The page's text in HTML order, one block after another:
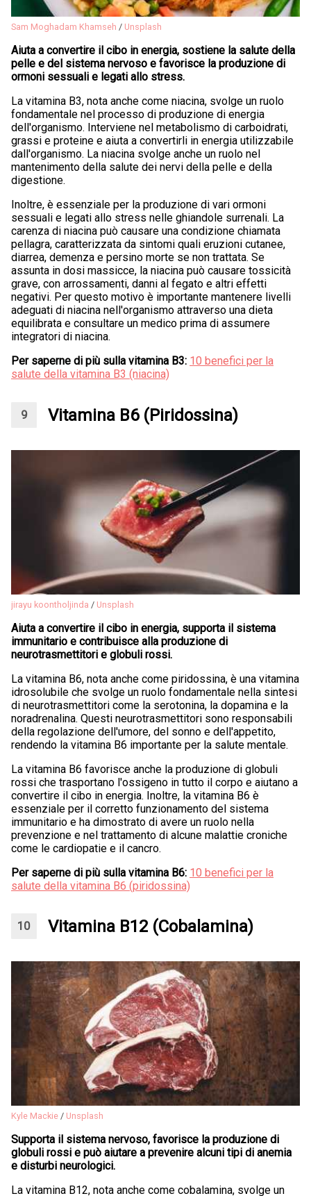
Sam Moghadam Khamseh / Unsplash
Aiuta a convertire il cibo in energia, sostiene la salute della
pelle e del sistema nervoso e favorisce la produzione di
ormoni sessuali e legati allo stress.
La vitamina B3, nota anche come niacina, svolge un ruolo
fondamentale nel processo di produzione di energia
dell'organismo. Interviene nel metabolismo di carboidrati,
grassi e proteine e aiuta a convertirli in energia utilizzabile
dall'organismo. La niacina svolge anche un ruolo nel
mantenimento della salute dei nervi della pelle e della
digestione.
Inoltre, è essenziale per la produzione di vari ormoni
sessuali e legati allo stress nelle ghiandole surrenali. La
carenza di niacina può causare una condizione chiamata
pellagra, caratterizzata da sintomi quali eruzioni cutanee,
diarrea, demenza e persino morte se non trattata. Se
assunta in dosi massicce, la niacina può causare tossicità
grave, con arrossamenti, danni al fegato e altri effetti
negativi. Per questo motivo è importante mantenere livelli
adeguati di niacina nell'organismo attraverso una dieta
equilibrata e consultare un medico prima di assumere
integratori di niacina.
Per saperne di più sulla vitamina B3: 10 benefici per la
salute della vitamina B3 (niacina)
Vitamina B6 (Piridossina)
jirayu koontholjinda / Unsplash
Aiuta a convertire il cibo in energia, supporta il sistema
immunitario e contribuisce alla produzione di
neurotrasmettitori e globuli rossi.
La vitamina B6, nota anche come piridossina, è una vitamina
idrosolubile che svolge un ruolo fondamentale nella sintesi
di neurotrasmettitori come la serotonina, la dopamina e la
noradrenalina. Questi neurotrasmettitori sono responsabili
della regolazione dell'umore, del sonno e dell'appetito,
rendendo la vitamina B6 importante per la salute mentale.
La vitamina B6 favorisce anche la produzione di globuli
rossi che trasportano l'ossigeno in tutto il corpo e aiutano a
convertire il cibo in energia. Inoltre, la vitamina B6 è
essenziale per il corretto funzionamento del sistema
immunitario e ha dimostrato di avere un ruolo nella
prevenzione e nel trattamento di alcune malattie croniche
come le cardiopatie e il cancro.
Per saperne di più sulla vitamina B6: 10 benefici per la
salute della vitamina B6 (piridossina)
Vitamina B12 (Cobalamina)
Kyle Mackie / Unsplash
Supporta il sistema nervoso, favorisce la produzione di
globuli rossi e può aiutare a prevenire alcuni tipi di anemia
e disturbi neurologici.
La vitamina B12, nota anche come cobalamina, svolge un